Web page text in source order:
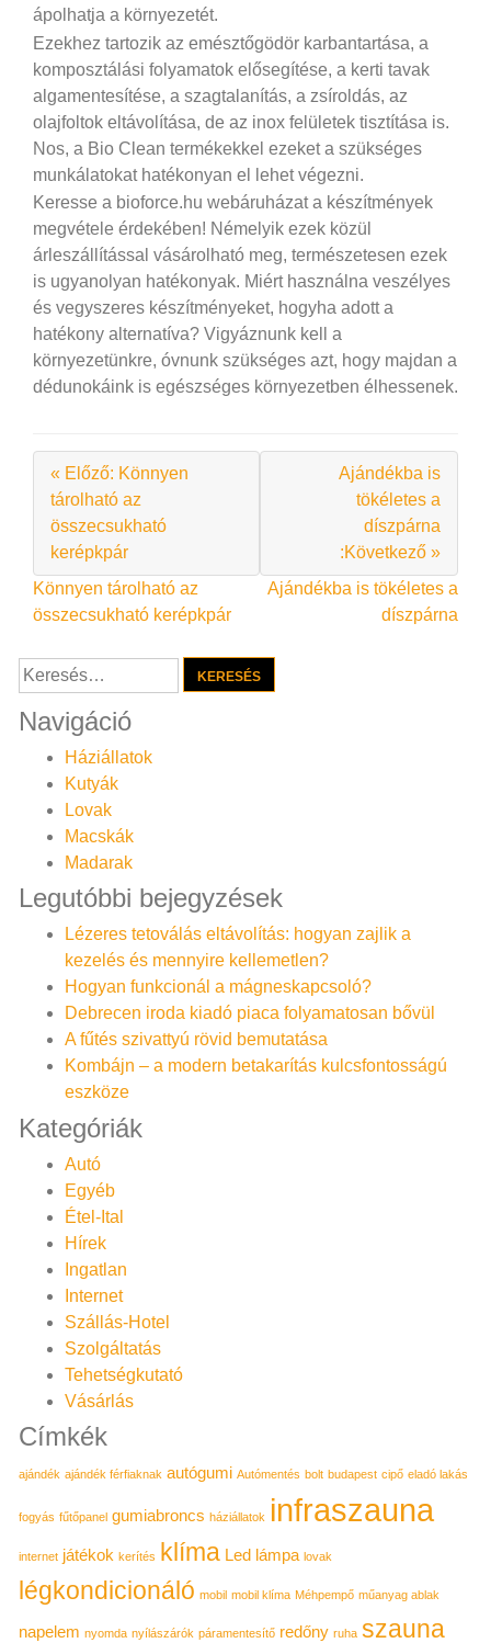
ápolhatja a környezetét.
Ezekhez tartozik az emésztőgödör karbantartása, a
komposztálási folyamatok elősegítése, a kerti tavak
algamentesítése, a szagtalanítás, a zsíroldás, az
olajfoltok eltávolítása, de az inox felületek tisztítása is.
Nos, a Bio Clean termékekkel ezeket a szükséges
munkálatokat hatékonyan el lehet végezni.
Keresse a bioforce.hu webáruházat a készítmények
megvétele érdekében! Némelyik ezek közül
árleszállítással vásárolható meg, természetesen ezek
is ugyanolyan hatékonyak. Miért használna veszélyes
és vegyszeres készítményeket, hogyha adott a
hatékony alternatíva? Vigyáznunk kell a
környezetünkre, óvnunk szükséges azt, hogy majdan a
dédunokáink is egészséges környezetben élhessenek.
« Előző: Könnyen
tárolható az
összecsukható
kerépkpár
Ajándékba is
tökéletes a
díszpárna
:Következő »
Bejegyzés
navigáció
Könnyen tárolható az
összecsukható kerépkpár
Ajándékba is tökéletes a
díszpárna
Keresés:
Navigáció
Háziállatok
Kutyák
Lovak
Macskák
Madarak
Legutóbbi bejegyzések
Lézeres tetoválás eltávolítás: hogyan zajlik a
kezelés és mennyire kellemetlen?
Hogyan funkcionál a mágneskapcsoló?
Debrecen iroda kiadó piaca folyamatosan bővül
A fűtés szivattyú rövid bemutatása
Kombájn – a modern betakarítás kulcsfontosságú
eszköze
Kategóriák
Autó
Egyéb
Étel-Ital
Hírek
Ingatlan
Internet
Szállás-Hotel
Szolgáltatás
Tehetségkutató
Vásárlás
Címkék
ajándék ajándék férfiaknak autógumi Autómentés bolt budapest cipő eladó lakás
fogyás fűtőpanel gumiabroncs háziállatok infraszauna
internet játékok kerítés klíma Led lámpa lovak
légkondicionáló mobil mobil klíma Méhpempő műanyag ablak
napelem nyomda nyílászárók páramentesítő redőny ruha szauna